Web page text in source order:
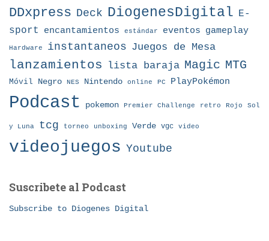
DDxpress Deck DiogenesDigital E-
sport
encantamientos estándar eventos gameplay
Hardware instantaneos Juegos de Mesa
lanzamientos lista baraja Magic MTG
Móvil Negro NES Nintendo online PC PlayPokémon
Podcast pokemon Premier Challenge retro Rojo Sol
y Luna tcg torneo unboxing Verde vgc video
videojuegos Youtube
Suscribete al Podcast
Subscribe to Diogenes Digital